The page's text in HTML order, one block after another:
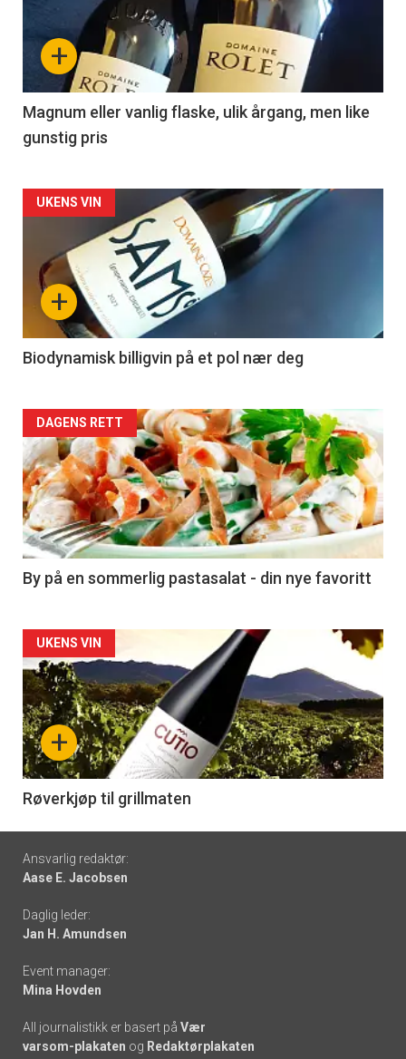
nå
3
+
Magnum eller vanlig flaske, ulik årgang, men like
gunstig pris
Forsiden
akkurat
nå
4
+
UKENS VIN
Biodynamisk billigvin på et pol nær deg
Forsiden
akkurat
nå
-
5
DAGENS RETT
By på en sommerlig pastasalat - din nye favoritt
Forsiden
akkurat
nå
-
6
+
UKENS VIN
Røverkjøp til grillmaten
Footer
-
links
Ansvarlig redaktør:
Aase E. Jacobsen
Daglig leder:
Jan H. Amundsen
Event manager:
Mina Hovden
All journalistikk er basert på Vær
varsom-plakaten og Redaktørplakaten